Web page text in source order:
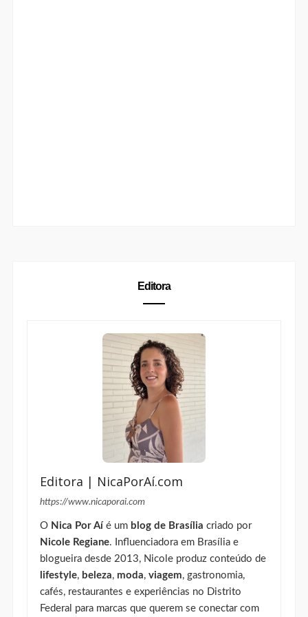
Editora
Editora | NicaPorAí.com
https://www.nicaporai.com
ONica Por Aíé um blog de Brasília criado por
Nicole Regiane. Influenciadora em Brasília e